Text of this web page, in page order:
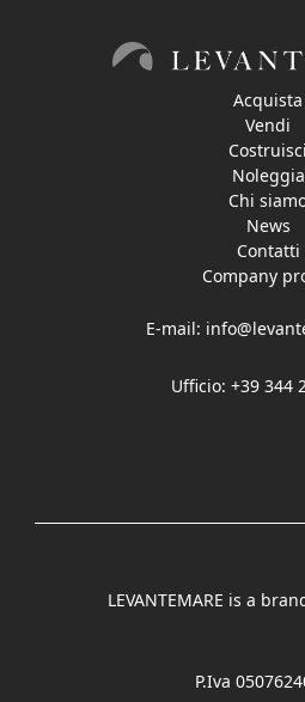
Acquista
Vendi
Costruisci
Noleggia
Chi
News
Contatti
Company
E-mail:
Ufficio: +39 344
LEVANTEMARE is a
P.Iva